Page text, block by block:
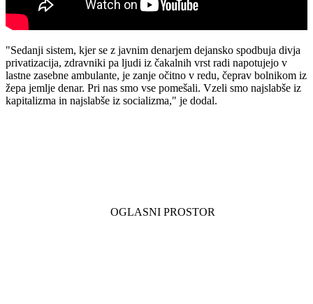
"Sedanji sistem, kjer se z javnim denarjem dejansko spodbuja divja
privatizacija, zdravniki pa ljudi iz čakalnih vrst radi napotujejo v
lastne zasebne ambulante, je zanje očitno v redu, čeprav bolnikom iz
žepa jemlje denar. Pri nas smo vse pomešali. Vzeli smo najslabše iz
kapitalizma in najslabše iz socializma," je dodal.